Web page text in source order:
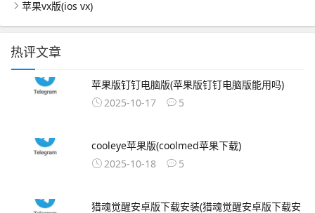
苹果vx版(ios vx)
热评文章
苹果版钉钉电脑版(苹果版钉钉电脑版能用吗)
2025-10-17
5
cooleye苹果版(coolmed苹果下载)
2025-10-18
5
猎魂觉醒安卓版下载安装(猎魂觉醒安卓版下载安